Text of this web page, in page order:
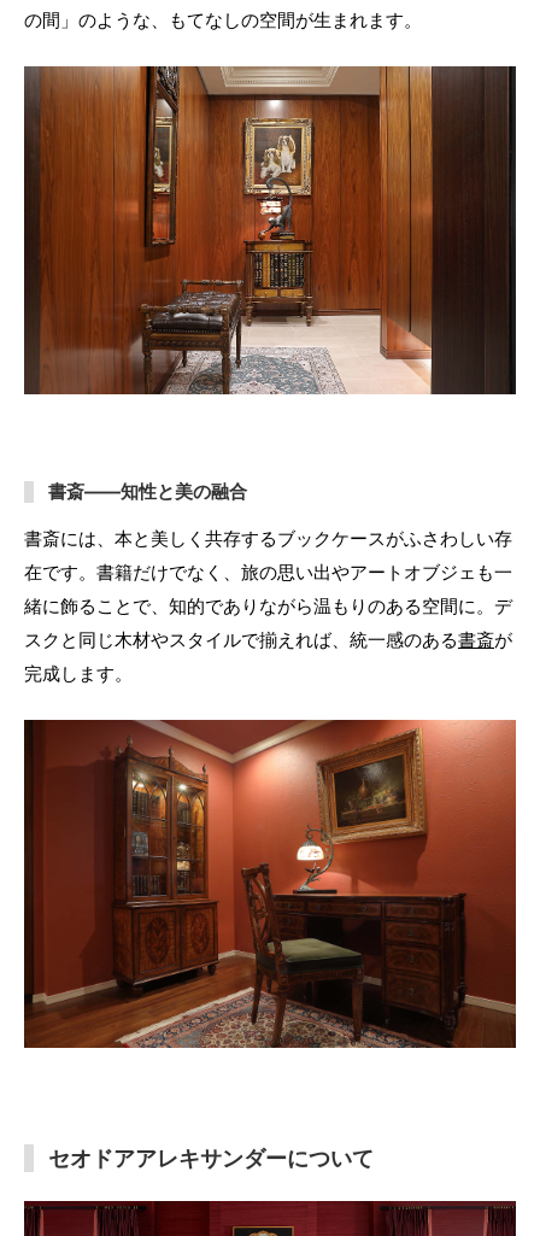
の間」のような、もてなしの空間が生まれます。
書斎——知性と美の融合
書斎には、本と美しく共存するブックケースがふさわしい存
在です。書籍だけでなく、旅の思い出やアートオブジェも一
緒に飾ることで、知的でありながら温もりのある空間に。デ
スクと同じ木材やスタイルで揃えれば、統一感のある書斎が
完成します。
セオドアアレキサンダーについて